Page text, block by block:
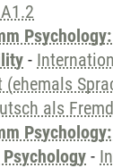
-
(ehemals
als
-